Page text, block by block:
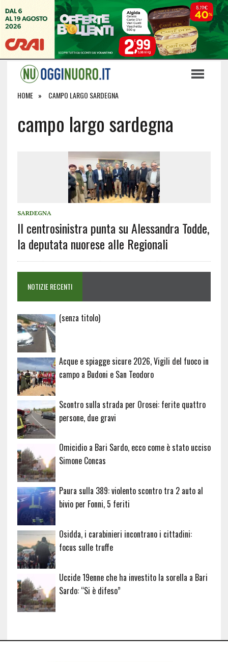
HOME CAMPO LARGO SARDEGNA
campo largo sardegna
SARDEGNA
Il centrosinistra punta su Alessandra Todde,
la deputata nuorese alle Regionali
NOTIZIE RECENTI
(senza titolo)Articolo
Acque e spiagge sicure 2026, Vigili del fuoco in
campo a Budoni e San Teodoro
Scontro sulla strada per Orosei: ferite quattro
persone, due gravi
Omicidio a Bari Sardo, ecco come è stato ucciso
Simone Concas
Paura sulla 389: violento scontro tra 2 auto al
bivio per Fonni, 5 feriti
Osidda, i carabinieri incontrano i cittadini:
focus sulle truffe
Uccide 19enne che ha investito la sorella a Bari
Sardo: “Si è difeso”